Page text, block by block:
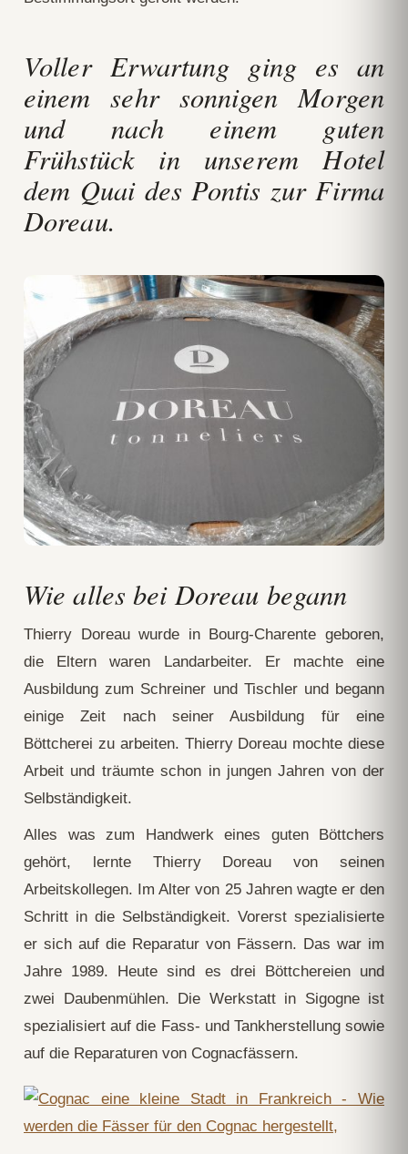
Voller Erwartung ging es an
einem sehr sonnigen Morgen
und nach einem guten
Frühstück in unserem Hotel
dem Quai des Pontis zur Firma
Doreau.
Wie alles bei Doreau begann
Thierry Doreau wurde in Bourg-Charente geboren,
die Eltern waren Landarbeiter. Er machte eine
Ausbildung zum Schreiner und Tischler und begann
einige Zeit nach seiner Ausbildung für eine
Böttcherei zu arbeiten. Thierry Doreau mochte diese
Arbeit und träumte schon in jungen Jahren von der
Selbständigkeit.
Alles was zum Handwerk eines guten Böttchers
gehört, lernte Thierry Doreau von seinen
Arbeitskollegen. Im Alter von 25 Jahren wagte er den
Schritt in die Selbständigkeit. Vorerst spezialisierte
er sich auf die Reparatur von Fässern. Das war im
Jahre 1989. Heute sind es drei Böttchereien und
zwei Daubenmühlen. Die Werkstatt in Sigogne ist
spezialisiert auf die Fass- und Tankherstellung sowie
auf die Reparaturen von Cognacfässern.